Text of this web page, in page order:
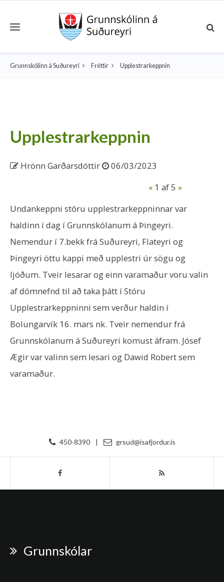
Toggle navigation
Grunnskólinn á Suðureyri Fréttir Upplestrarkeppnin
Upplestrarkeppnin
Hrönn Garðarsdóttir
06/03/2023
« 1 af 5 »
Undankeppni stóru upplestrarkeppninnar var
haldinn í dag í Grunnskólanum á Þingeyri.
Nemendur í 7.bekk frá Suðureyri, Flateyri og
Þingeyri öttu kappi með upplestri úr sögu og
ljóðum. Tveir lesarar og einn varamaður voru valin
af dómnefnd til að taka þátt í Stóru
Upplestrarkeppninni sem verður haldin í
Bolungarvík 16. mars nk. Tveir nemendur frá
Grunnskólanum á Suðureyri komust áfram. Jósef
Ægir var valinn sem lesari og Dawid Robert sem
varamaður.
450-8390 | grsud@isafjordur.is
Grunnskólar